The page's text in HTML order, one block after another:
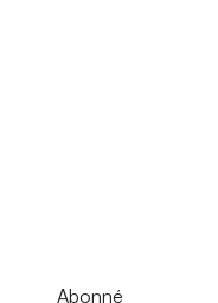
Abonné